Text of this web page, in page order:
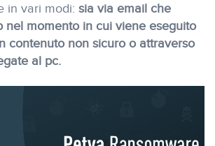
in vari modi: sia via email che
nel momento in cui viene eseguito
contenuto non sicuro o attraverso
al pc.